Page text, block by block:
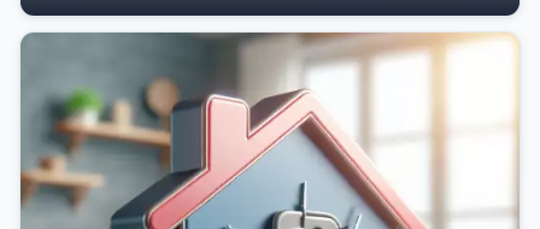
se...